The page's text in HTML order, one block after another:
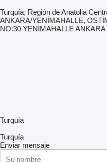
Turquía, Región de Anatolia
ANKARA/YENİMAHALLE,
NO:30 YENİMAHALLE ANKARA
Turquía
Turquía
Enviar mensaje